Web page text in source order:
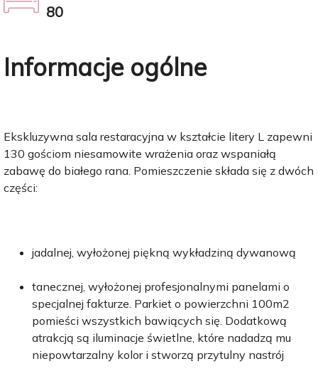
80
Informacje ogólne
Ekskluzywna sala restaracyjna w kształcie litery L zapewni
130 gościom niesamowite wrażenia oraz wspaniałą
zabawę do białego rana. Pomieszczenie składa się z dwóch
części:
jadalnej, wyłożonej piękną wykładziną dywanową
tanecznej, wyłożonej profesjonalnymi panelami o
specjalnej fakturze. Parkiet o powierzchni 100m2
pomieści wszystkich bawiących się. Dodatkową
atrakcją są iluminacje świetlne, które nadadzą mu
niepowtarzalny kolor i stworzą przytulny nastrój